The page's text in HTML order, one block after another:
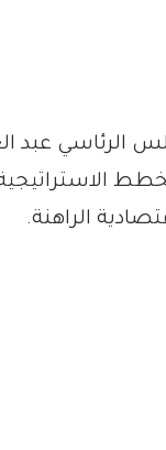
عبد
الراهنة.